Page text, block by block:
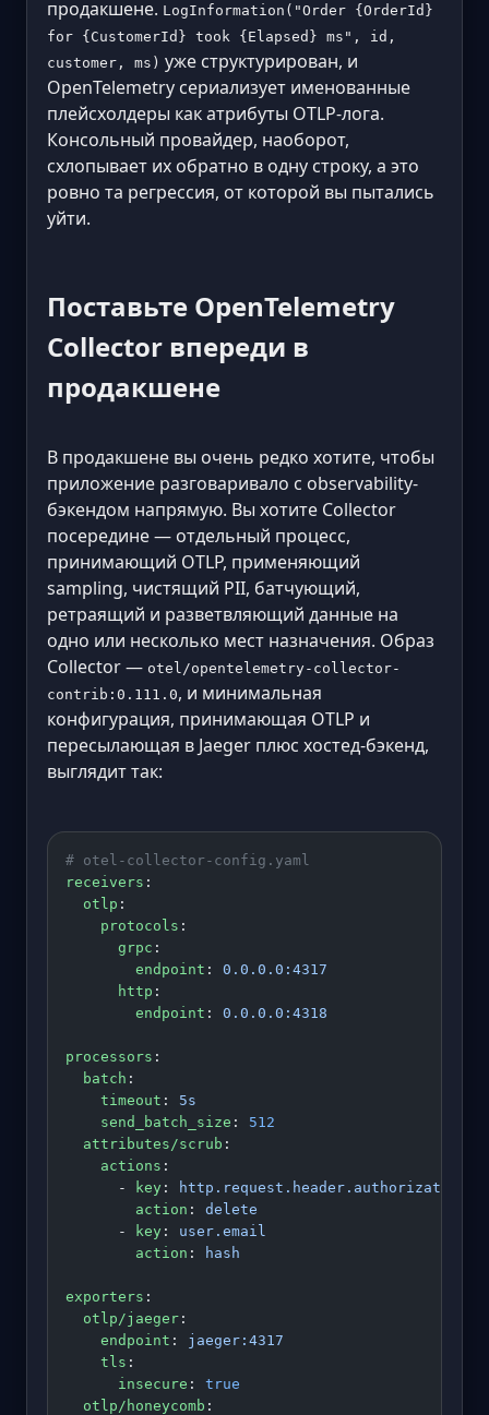
продакшене. LogInformation("Order {OrderId}
for {CustomerId} took {Elapsed} ms", id,
customer, ms) уже структурирован, и
OpenTelemetry сериализует именованные
плейсхолдеры как атрибуты OTLP-лога.
Консольный провайдер, наоборот,
схлопывает их обратно в одну строку, а это
ровно та регрессия, от которой вы пытались
уйти.
Поставьте OpenTelemetry
Collector впереди в
продакшене
В продакшене вы очень редко хотите, чтобы
приложение разговаривало с observability-
бэкендом напрямую. Вы хотите Collector
посередине — отдельный процесс,
принимающий OTLP, применяющий
sampling, чистящий PII, батчующий,
ретраящий и разветвляющий данные на
одно или несколько мест назначения. Образ
Collector — otel/opentelemetry-collector-
contrib:0.111.0, и минимальная
конфигурация, принимающая OTLP и
пересылающая в Jaeger плюс хостед-бэкенд,
выглядит так:
# otel-collector-config.yaml
receivers :
  otlp
:
    protocols
:
      grpc
:
        endpoint
: 0.0.0.0:4317
      http
:
        endpoint
: 0.0.0.0:4318
processors :
  batch
:
    timeout
: 5s
    send_batch_size
: 512
  attributes/scrub
:
    actions
:
      -
key :
http.request.header.authorization
        action
: delete
      -
key : user.email
        action
: hash
exporters :
  otlp/jaeger
:
    endpoint
: jaeger:4317
    tls
:
      insecure
: true
  otlp/honeycomb
: